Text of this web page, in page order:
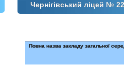
Чернігівський ліцей №
Повна назва закладу загальної